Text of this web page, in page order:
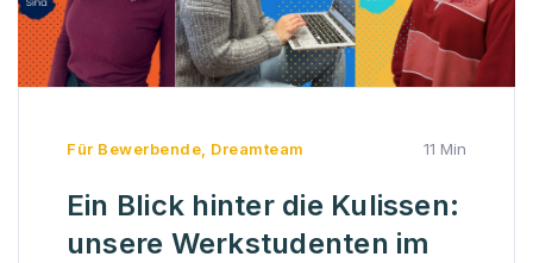
Für Bewerbende Dreamteam 11 Min
Ein Blick hinter die Kulissen:
unsere Werkstudenten im